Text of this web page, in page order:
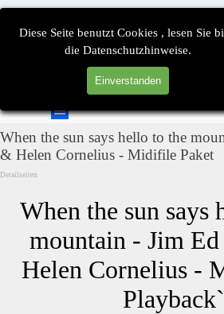
Diese Seite benutzt Cookies , lesen Sie
die Datenschutzhinweise.
Einverstanden
Direkt zum Seiteninhalt
Menü
When the sun says hello to the
& Helen Cornelius - Midifile Paket
Detailseiten
When the sun says
mountain - Jim
Helen Cornelius -